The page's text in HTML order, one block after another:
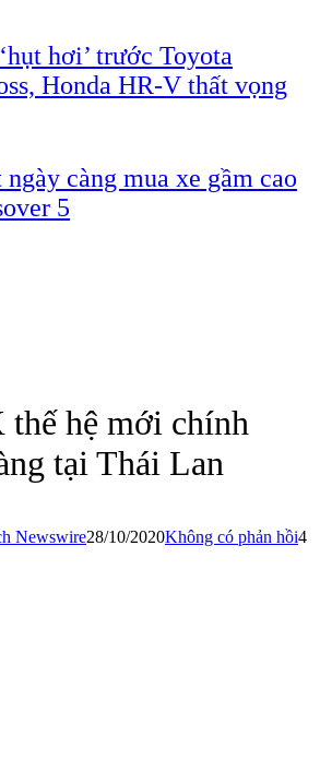
hơi’ trước Toyota
Honda HR-V thất vọng
càng mua xe gầm cao
5
thế hệ mới chính
tại Thái Lan
Newswire28/10/2020Không có phản hồi4